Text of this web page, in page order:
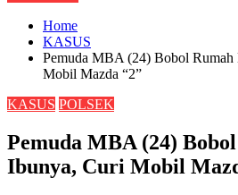
Home
KASUS
Pemuda MBA (24) Bobol
Mobil Mazda “2”
KASUS POLSEK
Pemuda MBA (24)
Ibunya, Curi Mobil